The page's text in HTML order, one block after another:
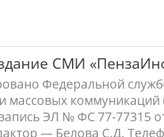
СМИ
Федеральной
массовых коммуникаций
ЭЛ № ФС 77-77315
— Белова С.Д.